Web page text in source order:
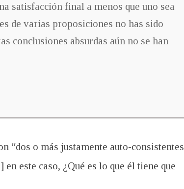
satisfacción final a menos que uno sea
de varias proposiciones no has sido
conclusiones absurdas aún no se han
“dos o más justamente auto-consistentes
este caso, ¿Qué es lo que él tiene que